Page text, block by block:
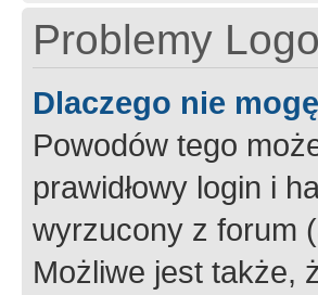
Problemy
Dlaczego nie
Powodów tego
prawidłowy login i
wyrzucony z forum
Możliwe jest także,